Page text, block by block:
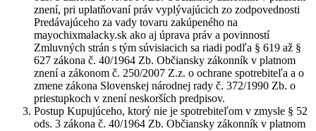
znení, pri uplatňovaní práv vyplývajúcich zo zodpovednosti
Predávajúceho za vady tovaru zakúpeného na
mayochixmalacky.sk ako aj úprava práv a povinností
Zmluvných strán s tým súvisiacich sa riadi podľa § 619 až §
627 zákona č. 40/1964 Zb. Občiansky zákonník v platnom
znení a zákonom č. 250/2007 Z.z. o ochrane spotrebiteľa a o
zmene zákona Slovenskej národnej rady č. 372/1990 Zb. o
priestupkoch v znení neskorších predpisov.
Postup Kupujúceho, ktorý nie je spotrebiteľom v zmysle § 52
ods. 3 zákona č. 40/1964 Zb. Občiansky zákonník v platnom